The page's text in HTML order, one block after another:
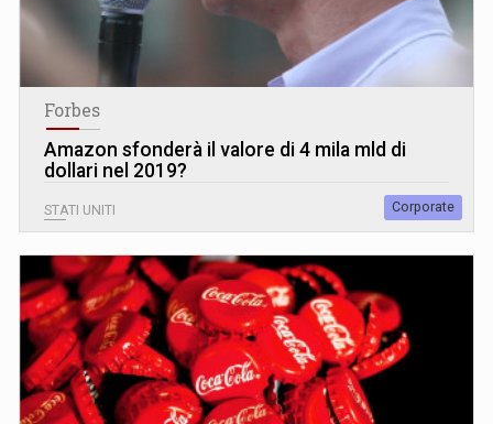
Forbes
Amazon sfonderà il valore di 4 mila mld di
dollari nel 2019?
STATI UNITI Corporate